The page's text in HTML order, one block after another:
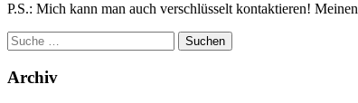
P.S.: Mich kann man auch verschlüsselt kontaktieren! Meinen
Archiv